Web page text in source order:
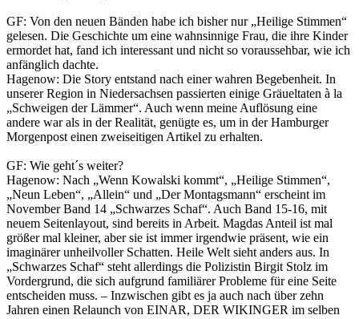
GF: Von den neuen Bänden habe ich bisher nur „Heilige Stimmen“
gelesen. Die Geschichte um eine wahnsinnige Frau, die ihre Kinder
ermordet hat, fand ich interessant und nicht so voraussehbar, wie ich
anfänglich dachte.
Hagenow: Die Story entstand nach einer wahren Begebenheit. In
unserer Region in Niedersachsen passierten einige Gräueltaten à la
„Schweigen der Lämmer“. Auch wenn meine Auflösung eine
andere war als in der Realität, genügte es, um in der Hamburger
Morgenpost einen zweiseitigen Artikel zu erhalten.
GF: Wie geht´s weiter?
Hagenow: Nach „Wenn Kowalski kommt“, „Heilige Stimmen“,
„Neun Leben“, „Allein“ und „Der Montagsmann“ erscheint im
November Band 14 „Schwarzes Schaf“. Auch Band 15-16, mit
neuem Seitenlayout, sind bereits in Arbeit. Magdas Anteil ist mal
größer mal kleiner, aber sie ist immer irgendwie präsent, wie ein
imaginärer unheilvoller Schatten. Heile Welt sieht anders aus. In
„Schwarzes Schaf“ steht allerdings die Polizistin Birgit Stolz im
Vordergrund, die sich aufgrund familiärer Probleme für eine Seite
entscheiden muss. – Inzwischen gibt es ja auch nach über zehn
Jahren einen Relaunch von EINAR, DER WIKINGER im selben